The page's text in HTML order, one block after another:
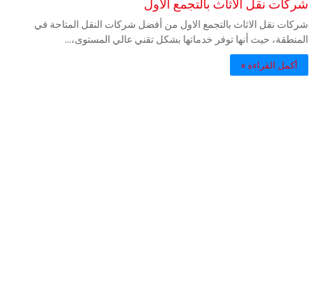
شركات نقل الاثاث بالتجمع الاول
شركات نقل الاثاث بالتجمع الاول من أفضل شركات النقل المتاحة في
المنطقة، حيث أنها توفر خدماتها بشكل تقني عالي المستوى،…
أكمل القراءة »